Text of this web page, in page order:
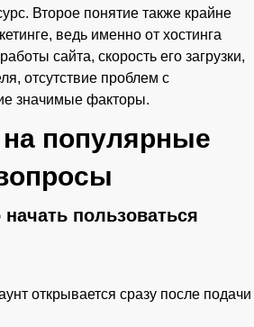
Второе понятие также крайне
ведь именно от хостинга
сайта, скорость его загрузки,
отсутствие проблем с
значимые факторы.
популярные
пользоваться
открывается сразу после подачи